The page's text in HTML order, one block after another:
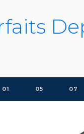
01 05 07